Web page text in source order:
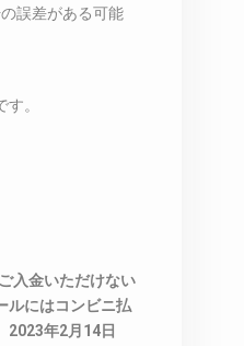
誤差がある可能
。
入金いただけない
ルにはコンビニ払
2023年2月14日